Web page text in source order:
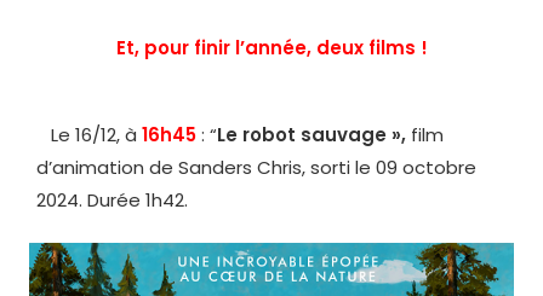
Et, pour finir l’année, deux films !
Le 16/12, à 16h45: “Le robot sauvage », film
d’animation de Sanders Chris, sorti le 09 octobre
2024. Durée 1h42.